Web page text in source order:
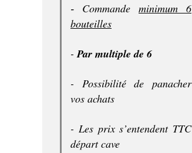
- Commande minimum 6
bouteilles
- Par multiple de 6
- Possibilité de panacher
vos achats
- Les prix s’entendent TTC
départ cave